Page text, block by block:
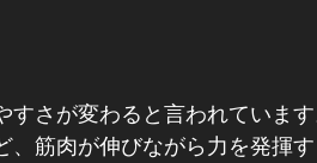
さが変わると言われていま
、筋肉が伸びながら力を発揮